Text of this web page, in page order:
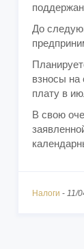
До
взносы на
плату в
В свою
Налоги - 11/